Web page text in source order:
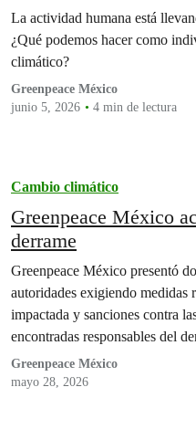
La actividad humana está
¿Qué podemos hacer como
climático?
Greenpeace México
junio 5, 2026
4 min de lectura
Cambio climático
Greenpeace México
derrame
Greenpeace México presentó
autoridades exigiendo medidas
impactada y sanciones contra
encontradas responsables del
Greenpeace México
mayo 28, 2026